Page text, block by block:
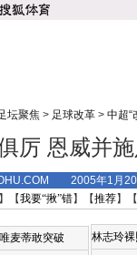
坛聚焦 > 足球改革 > 中超“
厉 恩威并
2005年1月
】【我要“揪”错】【推荐】
麦蒂敢突破
林志玲